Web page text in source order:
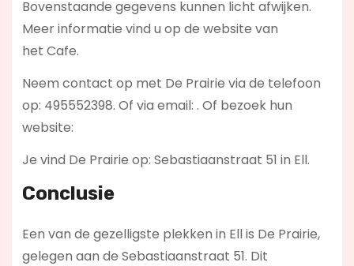
Bovenstaande gegevens kunnen licht afwijken.
Meer informatie vind u op de website van
het Cafe.
Neem contact op met De Prairie via de telefoon
op: 495552398. Of via email: . Of bezoek hun
website:
Je vind De Prairie op: Sebastiaanstraat 51 in Ell.
Conclusie
Een van de gezelligste plekken in Ell is De Prairie,
gelegen aan de Sebastiaanstraat 51. Dit